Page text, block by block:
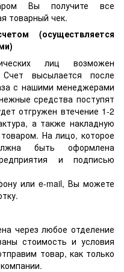
Вы получите все
товарный чек.
(осуществляется
лиц возможен
высылается после
с нашими менеджерами
средства поступят
отгружен втечение 1-2
а также накладную
На лицо, которое
быть оформлена
и подписью
или e-mail, Вы можете
через любое отделение
стоимость и условия
товар, как только